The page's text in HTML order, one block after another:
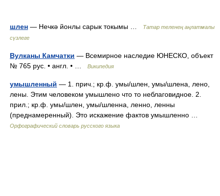
шлен — Нечкә йонлы сарык токымы …
Татар теленең аңлатмалы
сүзлеге
Вулканы Камчатки — Всемирное наследие ЮНЕСКО, объект
№ 765 рус. • англ. • …
Википедия
умышленный — 1. прич.; кр.ф. умы/шлен, умы/шлена, лено,
лены. Этим человеком умышлено что то неблаговидное. 2.
прил.; кр.ф. умы/шлен, умы/шленна, ленно, ленны
(преднамеренный). Это искажение фактов умышленно …
Орфографический словарь русского языка